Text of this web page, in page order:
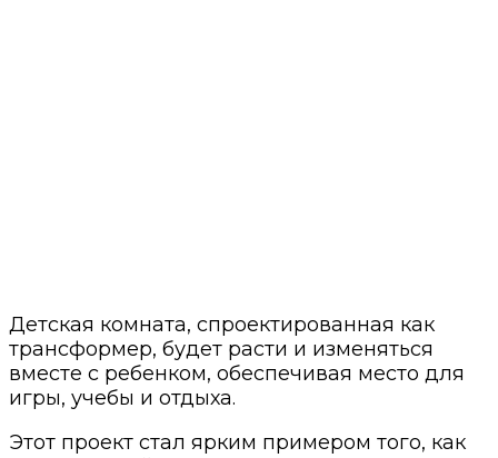
Детская комната, спроектированная как
трансформер, будет расти и изменяться
вместе с ребенком, обеспечивая место для
игры, учебы и отдыха.
Этот проект стал ярким примером того, как